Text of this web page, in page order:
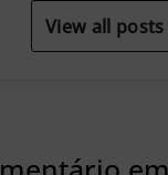
View all